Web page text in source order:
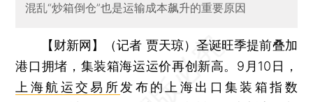
混乱“炒箱倒仓”也是运输成本飙升的重要原因
【财新网】（记者 贾天琼） 圣诞旺季提前叠加
港口拥堵，集装箱海运运价再创新高。9月10日，
上海航运交易所发布的上海出口集装箱指数